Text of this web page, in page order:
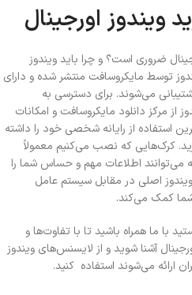
ویندوز اورجینال
ضروری است؟ و چرا باید ویندوز
توسط مایکروسافت منتشر شده و دارای
می‌شوند. برای دسترسی به
از مرکز دانلود مایکروسافت و امکانات
استفاده از رایانه شخصی خود را داشته
کرک‌هایی که نصب می‌کنیم معمولاً
می‌توانند اطلاعات مهم و حساس شما را
اصلی در مقابل سیستم عامل
کمک می‌کند.
با ما همراه باشید تا با تفاوت‌ها و
آشنا شوید و از لایسنس‌های ویندوز
ارائه می‌شوند استفاده کنید.